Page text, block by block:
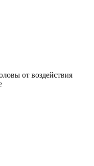
от воздействия